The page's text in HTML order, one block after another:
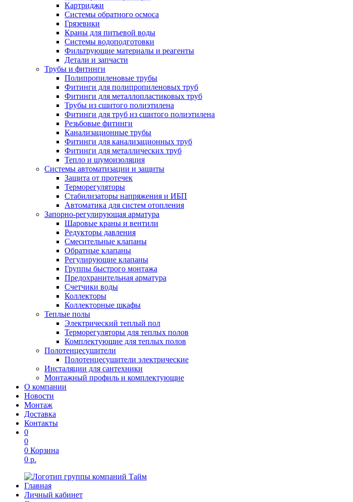
Картриджи
Системы обратного осмоса
Грязевики
Краны для питьевой воды
Системы водоподготовки
Фильтрующие материалы и реагенты
Детали и запчасти
Трубы и фитинги
Полипропиленовые трубы
Фитинги для полипропиленовых труб
Фитинги для металлопластиковых труб
Трубы из сшитого полиэтилена
Фитинги для труб из сшитого полиэтилена
Резьбовые фитинги
Канализационные трубы
Фитинги для канализационных труб
Фитинги для металлических труб
Тепло и шумоизоляция
Системы автоматизации и защиты
Защита от протечек
Терморегуляторы
Стабилизаторы напряжения и ИБП
Автоматика для систем отопления
Запорно-регулирующая арматура
Шаровые краны и вентили
Редукторы давления
Смесительные клапаны
Обратные клапаны
Регулирующие клапаны
Группы быстрого монтажа
Предохранительная арматура
Счетчики воды
Коллекторы
Коллекторные шкафы
Теплые полы
Электрический теплый пол
Терморегуляторы для теплых полов
Комплектующие для теплых полов
Полотенцесушители
Полотенцесушители электрические
Инсталяции для сантехники
Монтажный профиль и комплектующие
О компании
Новости
Монтаж
Доставка
Контакты
0
0
0 Корзина
0 р.
Главная
Личный кабинет